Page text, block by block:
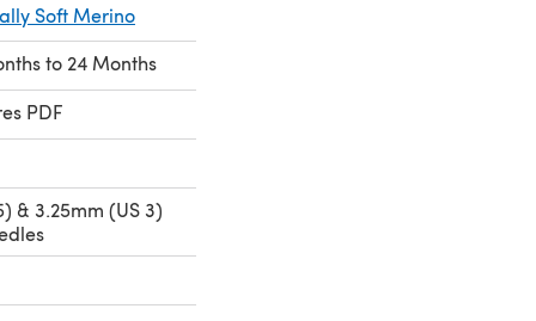
Soft Merino
to 24 Months
PDF
& 3.25mm (US 3)